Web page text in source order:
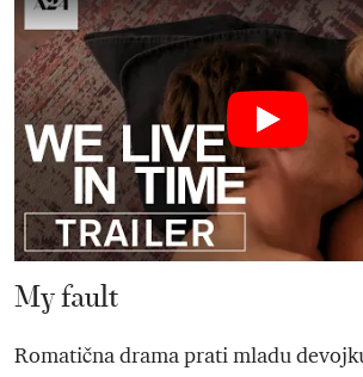
My fault
Romatična drama prati mladu